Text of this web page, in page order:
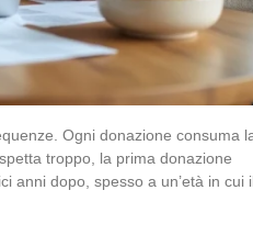
Ogni donazione consuma
troppo, la prima donazione
anni dopo, spesso a un’età in cui